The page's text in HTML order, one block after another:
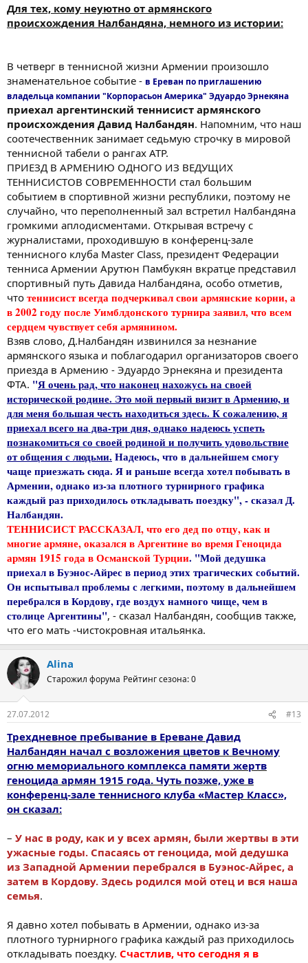
Для тех, кому неуютно от армянского
происхождения Налбандяна, немного из истории:
В четверг в теннисной жизни Армении произошло
знаменательное событие - в Ереван по приглашению
владельца компании "Корпорасьон Америка" Эдуардо Эрнекяна
приехал аргентинский теннисист армянского
происхождения Давид Налбандян. Напомним, что наш
соотечественник занимает седьмую строчку в мировой
теннисной табели о рангах ATP.
ПРИЕЗД В АРМЕНИЮ ОДНОГО ИЗ ВЕДУЩИХ
ТЕННИСИСТОВ СОВРЕМЕННОСТИ стал большим
событием в спортивной жизни республики, поэтому не
случайно, что переполненный зал встретил Налбандяна
громкими аплодисментами. Открывая встречу с
журналистами, проходившую в конференц-зале
теннисного клуба Master Class, президент Федерации
тенниса Армении Арутюн Памбукян вкратце представил
спортивный путь Давида Налбандяна, особо отметив,
что теннисист всегда подчеркивал свои армянские корни, а
в 2002 году после Уимблдонского турнира заявил, что всем
сердцем чувствует себя армянином.
Взяв слово, Д.Налбандян извинился за незнание
армянского языка и поблагодарил организаторов своего
приезда в Армению - Эдуардо Эрнекяна и президента
ФТА. "Я очень рад, что наконец нахожусь на своей
исторической родине. Это мой первый визит в Армению, и
для меня большая честь находиться здесь. К сожалению, я
приехал всего на два-три дня, однако надеюсь успеть
познакомиться со своей родиной и получить удовольствие
от общения с людьми. Надеюсь, что в дальнейшем смогу
чаще приезжать сюда. Я и раньше всегда хотел побывать в
Армении, однако из-за плотного турнирного графика
каждый раз приходилось откладывать поездку", - сказал Д.
Налбандян.
ТЕННИСИСТ РАССКАЗАЛ, что его дед по отцу, как и
многие армяне, оказался в Аргентине во время Геноцида
армян 1915 года в Османской Турции. "Мой дедушка
приехал в Буэнос-Айрес в период этих трагических событий.
Он испытывал проблемы с легкими, поэтому в дальнейшем
перебрался в Кордову, где воздух намного чище, чем в
столице Аргентины", - сказал Налбандян, сообщив также,
что его мать -чистокровная итальянка.
Alina
Старожил форума Рейтинг сезона: 0
27.07.2012 #13
Трехдневное пребывание в Ереване Давид
Налбандян начал с возложения цветов к Вечному
огню мемориального комплекса памяти жертв
геноцида армян 1915 года. Чуть позже, уже в
конференц-зале теннисного клуба «Мастер Класс»,
он сказал:
– У нас в роду, как и у всех армян, были жертвы в эти
ужасные годы. Спасаясь от геноцида, мой дедушка
из Западной Армении перебрался в Буэнос-Айрес, а
затем в Кордову. Здесь родился мой отец и вся наша
семья.
Я давно хотел побывать в Армении, однако из-за
плотного турнирного графика каждый раз приходилось
откладывать поездку. Счастлив, что сегодня я в